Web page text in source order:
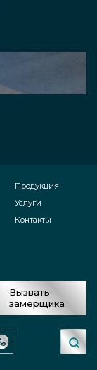
Продукция
Услуги
Контакты
Вызвать
замерщика